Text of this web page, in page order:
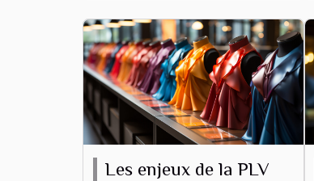
Les enjeux de la PLV